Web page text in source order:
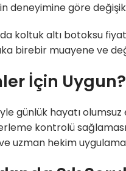
deneyimine göre
koltuk altı botoksu
birebir muayene ve
İçin Uygun?
günlük hayatı
kontrolü
uzman hekim